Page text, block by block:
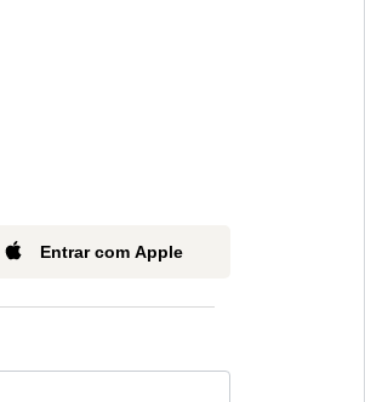
Entrar com Apple